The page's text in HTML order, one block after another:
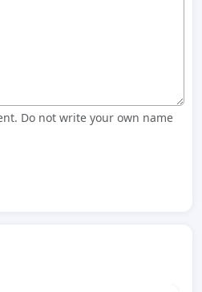
Do not write your own name